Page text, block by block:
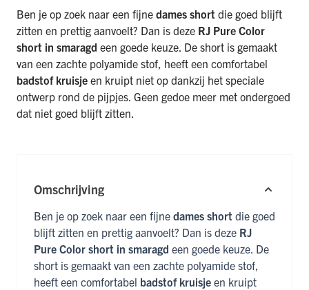
Ben je op zoek naar een fijne dames short die goed blijft
zitten en prettig aanvoelt? Dan is deze RJ Pure Color
short in smaragd een goede keuze. De short is gemaakt
van een zachte polyamide stof, heeft een comfortabel
badstof kruisje en kruipt niet op dankzij het speciale
ontwerp rond de pijpjes. Geen gedoe meer met ondergoed
dat niet goed blijft zitten.
Omschrijving
Ben je op zoek naar een fijne dames short die goed
blijft zitten en prettig aanvoelt? Dan is deze RJ
Pure Color short in smaragd een goede keuze. De
short is gemaakt van een zachte polyamide stof,
heeft een comfortabel badstof kruisje en kruipt